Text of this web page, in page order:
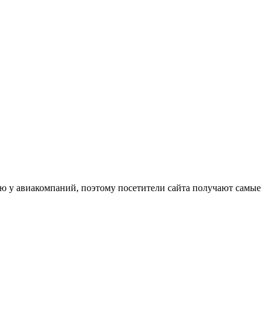
авиакомпаний, поэтому посетители сайта получают самые